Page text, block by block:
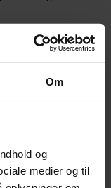
Om
og
medier og til